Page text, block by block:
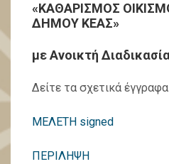
«ΚΑΘΑΡΙΣΜΟΣ
ΔΗΜΟΥ ΚΕΑΣ»
με Ανοικτή
Δείτε τα σχετικά
ΜΕΛΕΤΗ signed
ΠΕΡΙΛΗΨΗ